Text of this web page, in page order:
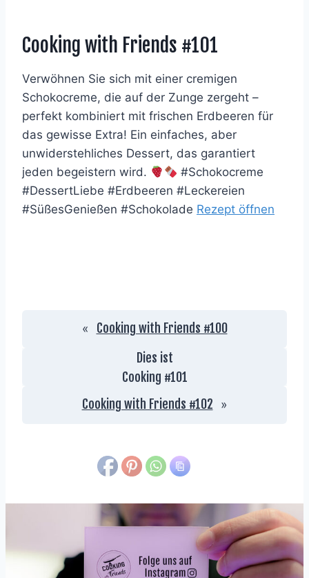
Cooking with Friends #101
Verwöhnen Sie sich mit einer cremigen
Schokocreme, die auf der Zunge zergeht –
perfekt kombiniert mit frischen Erdbeeren für
das gewisse Extra! Ein einfaches, aber
unwiderstehliches Dessert, das garantiert
jeden begeistern wird.
#Schokocreme
#DessertLiebe #Erdbeeren #Leckereien
#SüßesGenießen #Schokolade Rezept öffnen
«
Cooking with Friends #100
Dies ist
Cooking #101
Cooking with Friends #102
»